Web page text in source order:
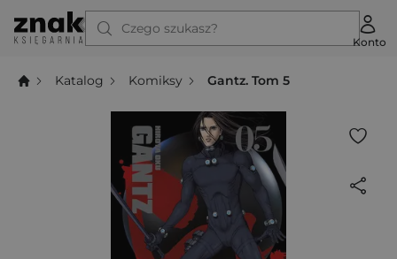
Czego szukasz?
Konto
Katalog Komiksy Gantz. Tom 5